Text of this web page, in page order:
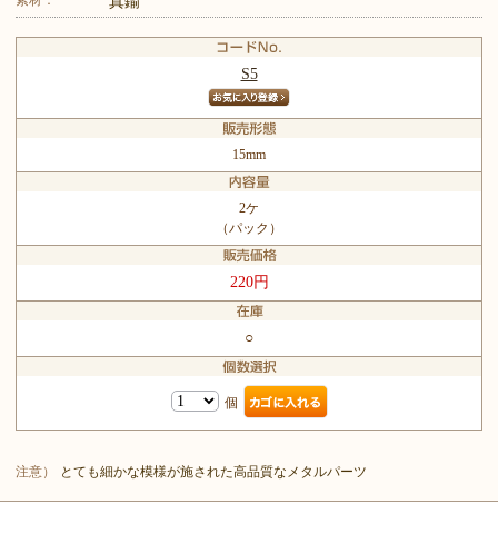
S5
15mm
2ケ
（パック）
220円
○
個
注意） とても細かな模様が施された高品質なメタルパーツ